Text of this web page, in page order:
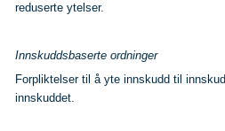
reduserte ytelser.
Innskuddsbaserte ordninger
Forpliktelser til å yte innskudd til
innskuddet.